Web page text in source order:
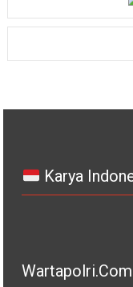
Karya
Wartapolri.com